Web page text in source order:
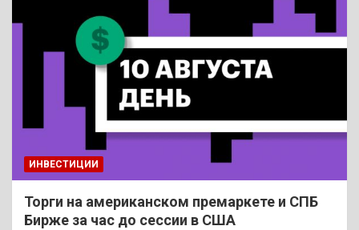
ИНВЕСТИЦИИ
Торги на американском премаркете и СПБ
Бирже за час до сессии в США